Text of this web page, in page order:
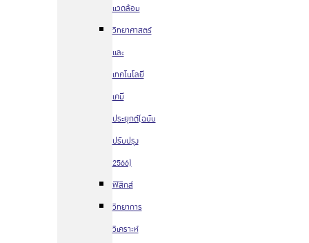
แวดล้อม
วิทยาศาสตร์
และ
เทคโนโลยี
เคมี
ประยุกต์(ฉบับ
ปรับปรุง
2566)
ฟิสิกส์
วิทยาการ
วิเคราะห์